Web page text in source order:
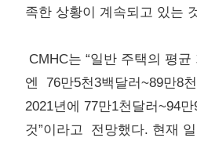
족한 상황이 계속되고 있는
CMHC는 “일반 주택의 평
엔 76만5천3백달러~89만8
2021년에 77만1천달러~94
것”이라고 전망했다. 현재